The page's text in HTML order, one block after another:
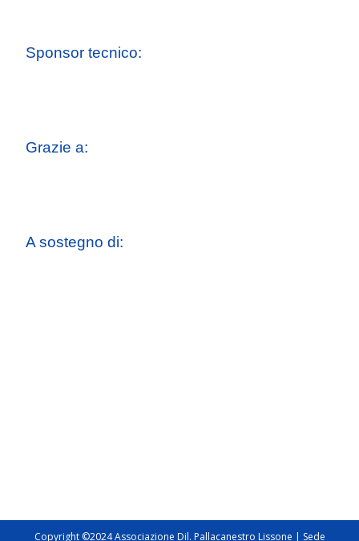
Sponsor tecnico:
Grazie a:
A sostegno di:
Copyright ©2024 Associazione Dil. Pallacanestro Lissone | Sede